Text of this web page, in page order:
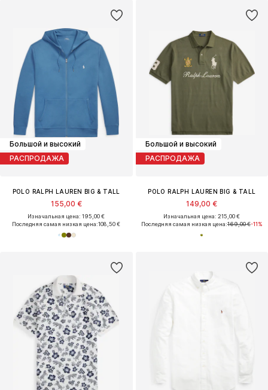
Большой и высокий
РАСПРОДАЖА
POLO RALPH LAUREN BIG & TALL
155,00 €
Изначальная цена: 195,00 €
Последняя самая низкая цена:108,50 €
Большой и высокий
РАСПРОДАЖА
POLO RALPH LAUREN BIG & TALL
149,00 €
Изначальная цена: 215,00 €
Последняя самая низкая цена:169,00 €-11%